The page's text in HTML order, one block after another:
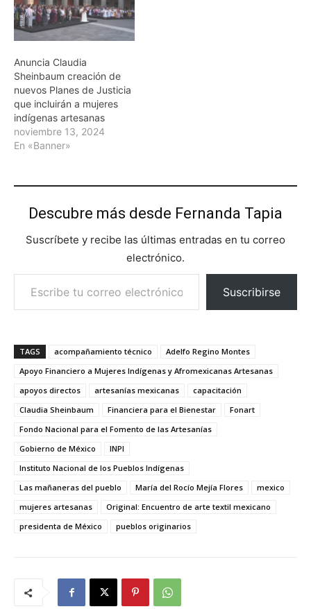
Anuncia Claudia
Sheinbaum creación de
nuevos Planes de Justicia
que incluirán a mujeres
indígenas artesanas
noviembre 13, 2024
En «Banner»
Descubre más desde Fernanda Tapia
Suscríbete y recibe las últimas entradas en tu correo
electrónico.
Escribe tu correo electrónico…
Suscribirse
TAGS acompañamiento técnico
Adelfo Regino Montes
Apoyo Financiero a Mujeres Indígenas y Afromexicanas Artesanas
apoyos directos
artesanías mexicanas
capacitación
Claudia Sheinbaum
Financiera para el Bienestar
Fonart
Fondo Nacional para el Fomento de las Artesanías
Gobierno de México
INPI
Instituto Nacional de los Pueblos Indígenas
Las mañaneras del pueblo
María del Rocío Mejía Flores
mexico
mujeres artesanas
Original: Encuentro de arte textil mexicano
presidenta de México
pueblos originarios